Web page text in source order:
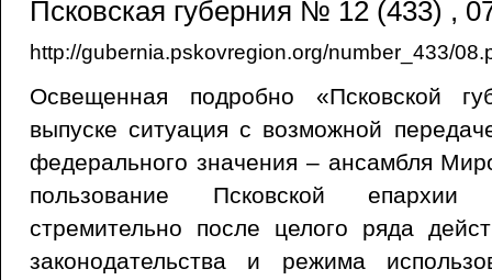
Псковская губерния № 12 (433) ,
http://gubernia.pskovregion.org/number_433/
Освещенная подробно «Псковской
выпуске ситуация с возможной
федерального значения – ансамбля
пользование Псковской епархии
стремительно после целого ряда
законодательства и режима